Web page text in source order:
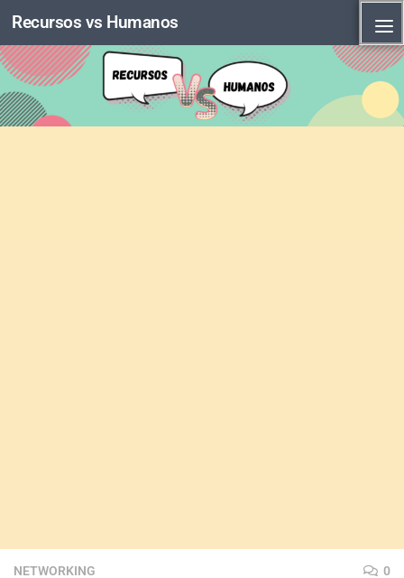
Skip to content
Recursos vs Humanos
NETWORKING 0